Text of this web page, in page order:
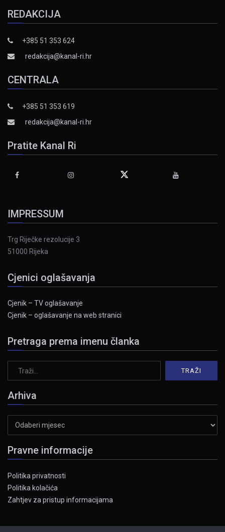
REDAKCIJA
+385 51 353 624
redakcija@kanal-ri.hr
CENTRALA
+385 51 353 619
redakcija@kanal-ri.hr
Pratite Kanal Ri
IMPRESSUM
Trg Riječke rezolucije 3
51000 Rijeka
Cjenici oglašavanja
Cjenik – TV oglašavanje
Cjenik – oglašavanje na web stranici
Pretraga prema imenu članka
Arhiva
Pravne informacije
Politika privatnosti
Politika kolačića
Zahtjev za pristup informacijama